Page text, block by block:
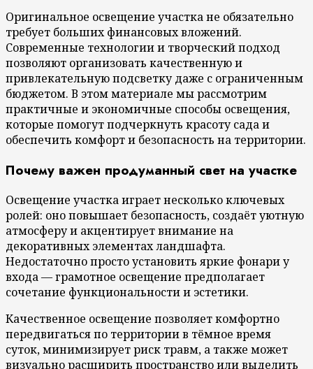
Оригинальное освещение участка не обязательно
требует больших финансовых вложений.
Современные технологии и творческий подход
позволяют организовать качественную и
привлекательную подсветку даже с ограниченным
бюджетом. В этом материале мы рассмотрим
практичные и экономичные способы освещения,
которые помогут подчеркнуть красоту сада и
обеспечить комфорт и безопасность на территории.
Почему важен продуманный свет на участке
Освещение участка играет несколько ключевых
ролей: оно повышает безопасность, создаёт уютную
атмосферу и акцентирует внимание на
декоративных элементах ландшафта.
Недостаточно просто установить яркие фонари у
входа — грамотное освещение предполагает
сочетание функциональности и эстетики.
Качественное освещение позволяет комфортно
передвигаться по территории в тёмное время
суток, минимизирует риск травм, а также может
визуально расширить пространство или выделить